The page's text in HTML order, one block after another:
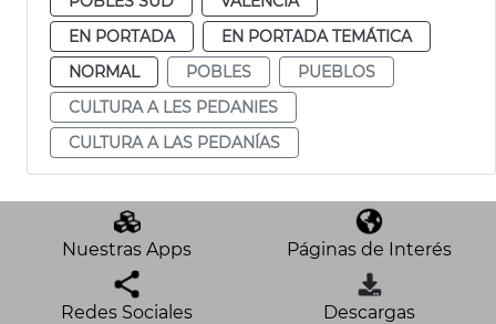
EN PORTADA
EN PORTADA TEMÁTICA
NORMAL
POBLES
PUEBLOS
CULTURA A LES PEDANIES
CULTURA A LAS PEDANÍAS
Nuestras Apps Páginas de Interés
Redes Sociales Descargas